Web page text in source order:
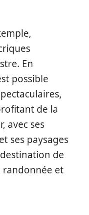
En
possible
de la
avec ses
ses paysages
de
randonnée et